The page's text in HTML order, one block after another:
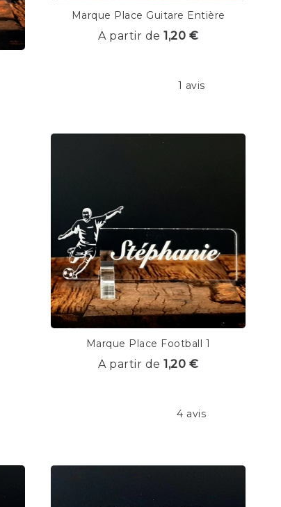
Marque Place Guitare Entière
A partir de1,20 €
1 avis
Marque Place Football 1
A partir de1,20 €
4 avis